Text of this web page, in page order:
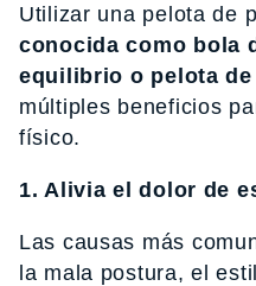
Utilizar una pelota de
conocida como bola
equilibrio o pelota
múltiples beneficios
físico.
1. Alivia el dolor de
Las causas más
la mala postura, el